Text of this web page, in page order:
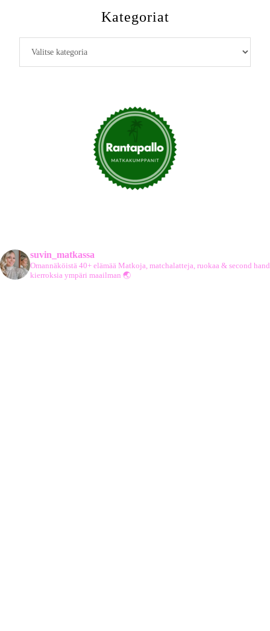
Kategoriat
suvin_matkassa
Omannäköistä 40+ elämää Matkoja, matchalatteja, ruokaa & second hand
kierroksia ympäri maailman 🌏